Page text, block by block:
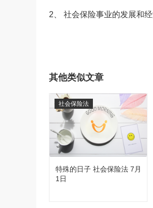
2、 社会保险事业的发展和
其他类似文章
特殊的日子 社会保险法 7月
1日
社会保险法